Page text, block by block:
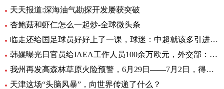
天天报道:深海油气勘探开发屡获突破
杏鲍菇和虾仁怎么一起炒-全球微头条
临走还给国足球员好好上了一课，球迷：中超就该多引进这样的外援
韩媒曝光日官员给IAEA工作人员100余万欧元，外交部：日政府有责任作出解释 环球热文
我州再发高森林草原火险预警，6月29日——7月2日，得荣县为黄色预警区域
天津这场“头脑风暴”，向世界传递了什么？